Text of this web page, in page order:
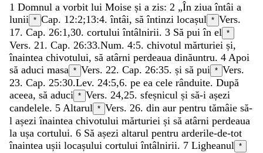
1 Domnul a vorbit lui Moise și a zis: 2 „În ziuaîntâi a
lunii * Cap. 12:2;13:4. întâi, săîntinzi locașul * Vers.
17. Cap. 26:1,30. cortuluiîntâlnirii. 3 Să puiîn el *
Vers. 21. Cap. 26:33.Num. 4:5. chivotul mărturiei și,
înaintea chivotului, să atârni perdeaua dinăuntru. 4 Apoi
să aduci masa * Vers. 22. Cap. 26:35. și să pui * Vers.
23. Cap. 25:30.Lev. 24:5,6. pe ea cele rânduite. După
aceea, să aduci * Vers. 24,25. sfeșnicul și să-i așezi
candelele. 5 Altarul * Vers. 26. din aur pentru tămâie să-
l așeziînaintea chivotului mărturiei și să atârni perdeaua
la ușa cortului. 6 Să așezi altarul pentru arderile-de-tot
înaintea ușii locașului cortuluiîntâlnirii. 7 Ligheanul *